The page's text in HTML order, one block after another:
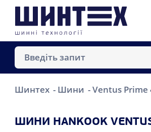
Шинтех Шини Ventus Prime
ШИНИ HANKOOK